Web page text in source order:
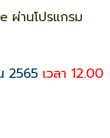
ผ่านโปรแกรม
2565 เวลา 12.00